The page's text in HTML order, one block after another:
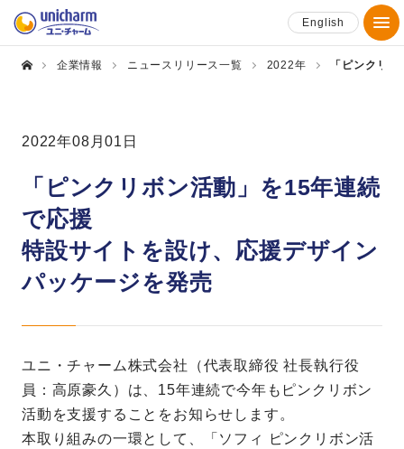
English
企業情報 ニュースリリース一覧 2022年 「ピンクリ
2022年08月01日
「ピンクリボン活動」を15年連続
で応援
特設サイトを設け、応援デザイン
パッケージを発売
ユニ・チャーム株式会社（代表取締役 社長執行役
員：高原豪久）は、15年連続で今年もピンクリボン
活動を支援することをお知らせします。
本取り組みの一環として、「ソフィ ピンクリボン活